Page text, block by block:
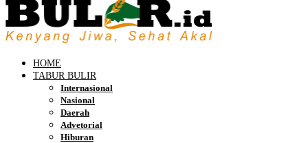
HOME
TABUR BULIR
Internasional
Nasional
Daerah
Advetorial
Hiburan